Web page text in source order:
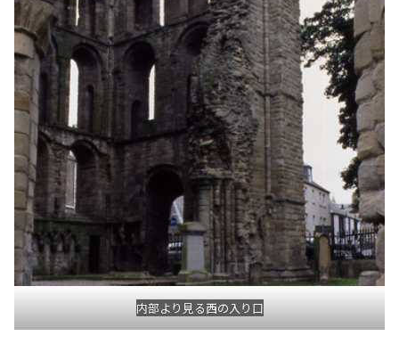
内部より見る西の入り口